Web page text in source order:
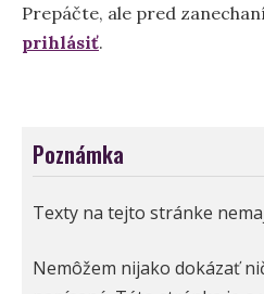
Prepáčte, ale pred
prihlásiť.
Poznámka
Texty na tejto stránke
Nemôžem nijako dokázať